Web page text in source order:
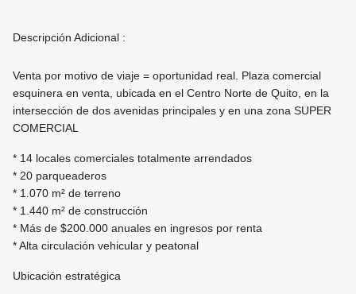
Descripción Adicional :
Venta por motivo de viaje = oportunidad real. Plaza comercial
esquinera en venta, ubicada en el Centro Norte de Quito, en la
intersección de dos avenidas principales y en una zona SUPER
COMERCIAL
* 14 locales comerciales totalmente arrendados
* 20 parqueaderos
* 1.070 m² de terreno
* 1.440 m² de construcción
* Más de $200.000 anuales en ingresos por renta
* Alta circulación vehicular y peatonal
Ubicación estratégica